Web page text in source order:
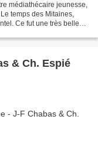
médiathécaire jeunesse,
temps des Mitaines,
Ce fut une très belle
& Ch. Espié